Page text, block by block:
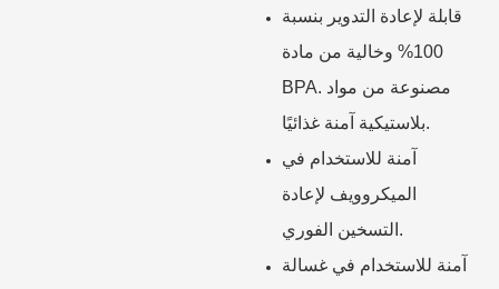
قابلة لإعادة التدوير بنسبة
100% وخالية من مادة
BPA. مصنوعة من مواد
بلاستيكية آمنة غذائيًا.
آمنة للاستخدام في
الميكروويف لإعادة
التسخين الفوري.
آمنة للاستخدام في غسالة